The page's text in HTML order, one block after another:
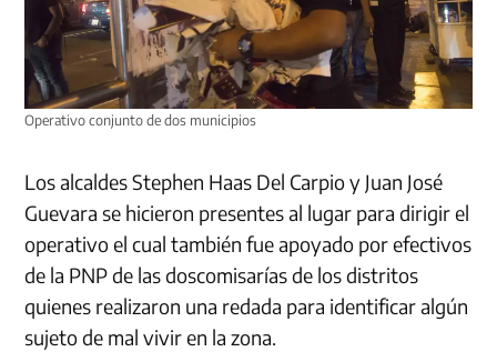
Operativo conjunto de dos municipios
Los alcaldes Stephen Haas Del Carpio y Juan José
Guevara se hicieron presentes al lugar para dirigir el
operativo el cual también fue apoyado por efectivos
de la PNP de las doscomisarías de los distritos
quienes realizaron una redada para identificar algún
sujeto de mal vivir en la zona.